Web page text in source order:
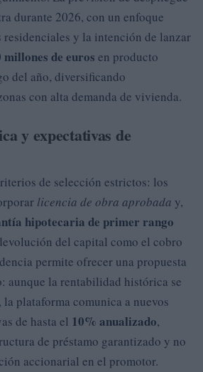
durante 2026, con un enfoque
y la intención de lanzar
millones de euros en producto
del año, diversificando
con alta demanda de vivienda.
y expectativas de
de selección estrictos: los
licencia de obra aprobada y,
hipotecaria de primer rango
del capital como el cobro
permite ofrecer una propuesta
aunque la rentabilidad histórica se
, la plataforma comunica a nuevos
de hasta el 10% anualizado,
de préstamo garantizado y no
accionarial en el promotor.